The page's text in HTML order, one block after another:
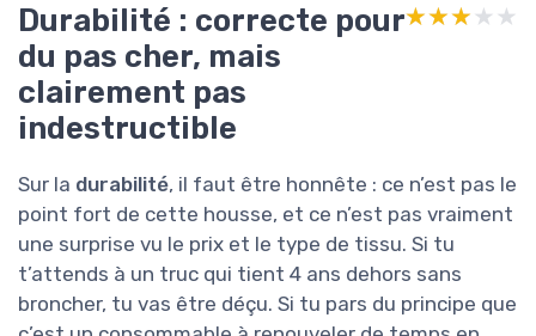
Durabilité : correcte pour
du pas cher, mais
clairement pas
indestructible
★★★★★
★★★★★
Sur la durabilité, il faut être honnête : ce n’est pas le
point fort de cette housse, et ce n’est pas vraiment
une surprise vu le prix et le type de tissu. Si tu
t’attends à un truc qui tient 4 ans dehors sans
broncher, tu vas être déçu. Si tu pars du principe que